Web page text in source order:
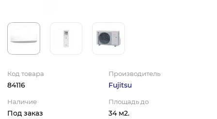
Код товара
84116
Производитель
Fujitsu
Наличие
Под заказ
Площадь до
34 м2.